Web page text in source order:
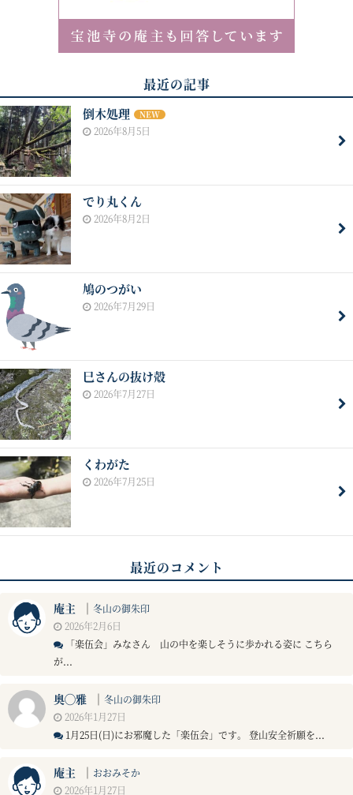
最近の記事
倒木処理 NEW
2026年8月5日
でり丸くん
2026年8月2日
鳩のつがい
2026年7月29日
巳さんの抜け殻
2026年7月27日
くわがた
2026年7月25日
最近のコメント
庵主 ｜ 冬山の御朱印
2026年2月6日
「楽伍会」みなさん 山の中を楽しそうに歩かれる姿に こちら
が...
奥◯雅 ｜ 冬山の御朱印
2026年1月27日
1月25日(日)にお邪魔した「楽伍会」です。 登山安全祈願を...
庵主 ｜ おおみそか
2026年1月27日